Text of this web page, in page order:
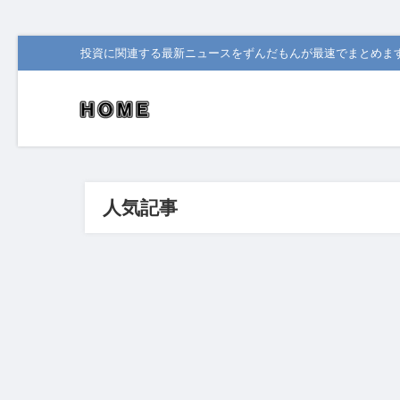
投資に関連する最新ニュースをずんだもんが最速でまとめま
人気記事